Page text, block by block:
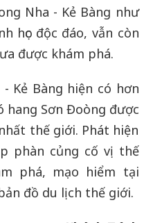
Nha - Kẻ Bàng như
học độc đáo, vẫn còn
được khám phá.
Kẻ Bàng hiện có hơn
hang Sơn Đoòng được
thế giới. Phát hiện
phàn củng cố vị thế
phá, mạo hiểm tại
đồ du lịch thế giới.